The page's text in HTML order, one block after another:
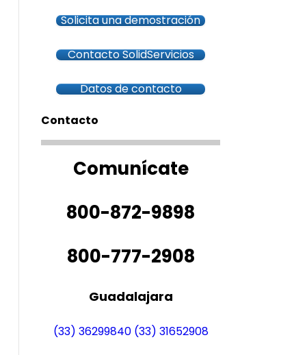
Solicita una demostración
Contacto SolidServicios
Datos de contacto
Contacto
Comunícate
800-872-9898
800-777-2908
Guadalajara
(33) 36299840 (33) 31652908